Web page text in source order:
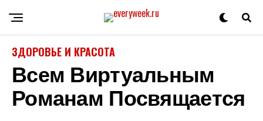
ЗДОРОВЬЕ И КРАСОТА
Всем Виртуальным
Романам Посвящается